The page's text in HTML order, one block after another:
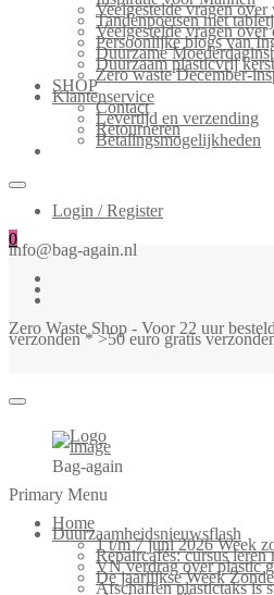
Veelgestelde vragen over
Tandenpoetsen met
Veelgestelde vragen
Persoonlijke blogs van
Duurzame
Duurzaam plasticvrij
Zero waste December-
SHOP
Klantenservice
Contact
Levertijd en verzending
Retourneren
Betalingsmogelijkheden
Login / Register
0
info@bag-again.nl
Zero Waste Shop - Voor 22 uur
verzonden * >50 euro gratis
Bag-again
Primary Menu
Home
Duurzaamheidsnieuwsflash
1 t/m 7 juni 2026 Week
Repaircafés: cursus leren
VN verdrag over plastic
De jaarlijkse Week
Afschaffen plastictaks is